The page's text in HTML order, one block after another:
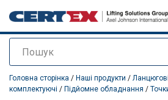
Пошук
added to your quote
Головна сторінка / Наші продукти /
комплектуючі / Підйомне обладнання /